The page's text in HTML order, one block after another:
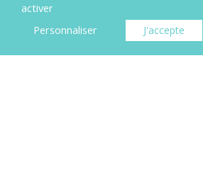
activer
Personnaliser
J'accepte